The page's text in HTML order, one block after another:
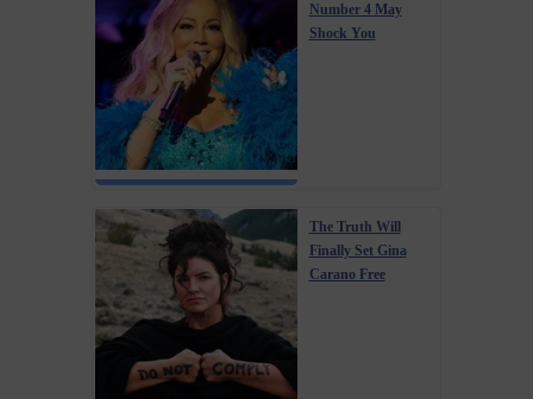
Number 4 May
Shock You
The Truth Will
Finally Set Gina
Carano Free